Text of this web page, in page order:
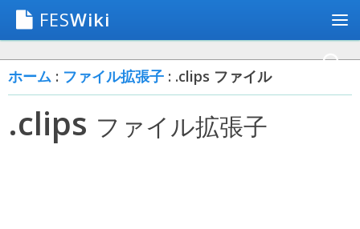
FESWiki
ホーム : ファイル拡張子 : .clips ファイル
.clips ファイル拡張子